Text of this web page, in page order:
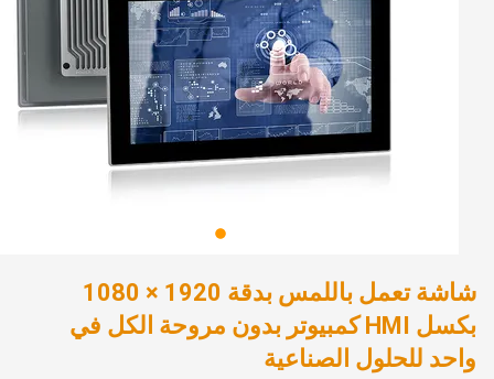
شاشة تعمل باللمس بدقة 1920 × 1080
بكسل HMI كمبيوتر بدون مروحة الكل في
للحلول الصناعية